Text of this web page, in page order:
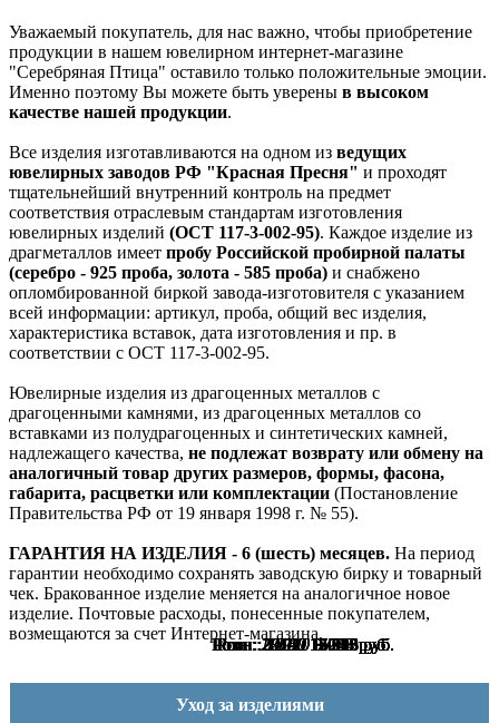
Розн.:10990 8 243руб.
Розн.:12110 9 083руб.
Розн.:12110 9 083руб.
Розн.:12110 9 083руб.
Розн.:12110 9 083руб.
Розн.:17120 12 840руб.
Розн.:20150 15 113руб.
Розн.:20150 15 113руб.
Розн.:20150 15 113руб.
Розн.:20150 15 113руб.
Розн.:18540 13 905руб.
Розн.:22690 17 018руб.
Уважаемый покупатель, для нас важно, чтобы приобретение
продукции в нашем ювелирном интернет-магазине
"Серебряная Птица" оставило только положительные эмоции.
Именно поэтому Вы можете быть уверены в высоком
качестве нашей продукции.
Все изделия изготавливаются на одном из ведущих
ювелирных заводов РФ "Красная Пресня" и проходят
тщательнейший внутренний контроль на предмет
соответствия отраслевым стандартам изготовления
ювелирных изделий (ОСТ 117-3-002-95). Каждое изделие из
драгметаллов имеет пробу Российской пробирной палаты
(серебро - 925 проба, золота - 585 проба) и снабжено
опломбированной биркой завода-изготовителя с указанием
всей информации: артикул, проба, общий вес изделия,
характеристика вставок, дата изготовления и пр. в
соответствии с ОСТ 117-3-002-95.
Ювелирные изделия из драгоценных металлов с
драгоценными камнями, из драгоценных металлов со
вставками из полудрагоценных и синтетических камней,
надлежащего качества, не подлежат возврату или обмену на
аналогичный товар других размеров, формы, фасона,
габарита, расцветки или комплектации (Постановление
Правительства РФ от 19 января 1998 г. № 55).
ГАРАНТИЯ НА ИЗДЕЛИЯ - 6 (шесть) месяцев. На период
гарантии необходимо сохранять заводскую бирку и товарный
чек. Бракованное изделие меняется на аналогичное новое
изделие. Почтовые расходы, понесенные покупателем,
возмещаются за счет Интернет-магазина.
Уход за изделиями